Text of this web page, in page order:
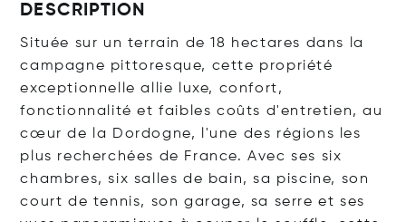
DESCRIPTION
Située sur un terrain de 18 hectares dans la
campagne pittoresque, cette propriété
exceptionnelle allie luxe, confort,
fonctionnalité et faibles coûts d'entretien, au
cœur de la Dordogne, l'une des régions les
plus recherchées de France. Avec ses six
chambres, six salles de bain, sa piscine, son
court de tennis, son garage, sa serre et ses